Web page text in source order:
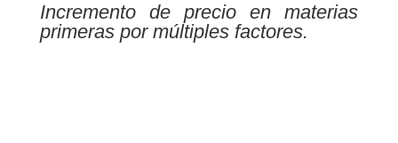
Incremento de precio en materias
primeras por múltiples factores.